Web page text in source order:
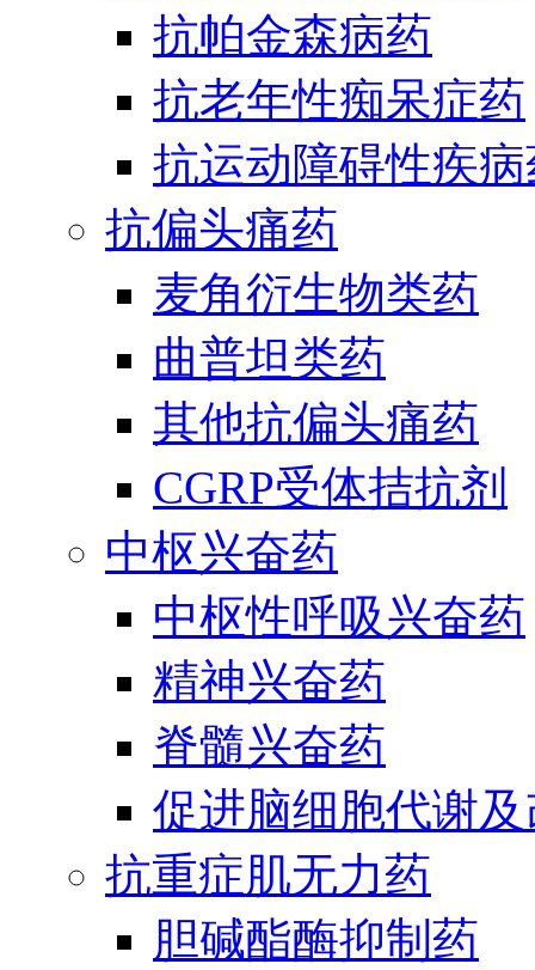
抗帕金森病药
抗老年性痴呆症药
抗运动障碍性疾
抗偏头痛药
麦角衍生物类药
曲普坦类药
其他抗偏头痛药
CGRP受体拮抗剂
中枢兴奋药
中枢性呼吸兴奋药
精神兴奋药
脊髓兴奋药
促进脑细胞代谢
抗重症肌无力药
胆碱酯酶抑制药